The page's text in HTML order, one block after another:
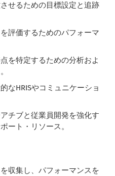
せるための目標設定と追跡
評価するためのパフォーマ
を特定するための分析およ
なHRISやコミュニケーショ
チブと従業員開発を強化す
ート・リソース。
収集し、パフォーマンスを